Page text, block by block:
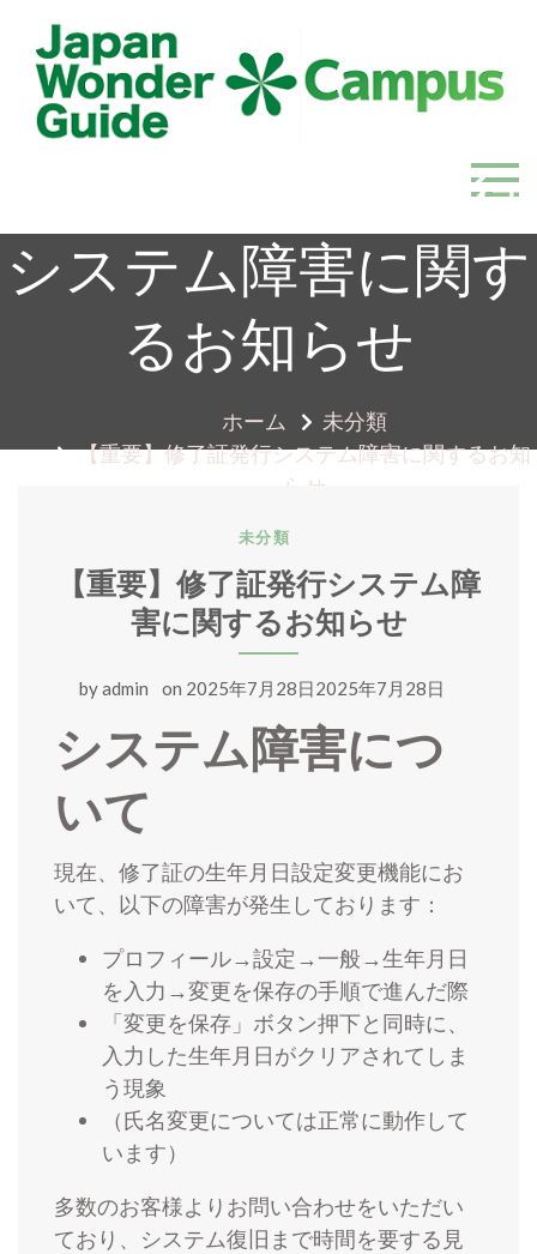
content
JapanWonderGuide Campus
「日本のガイドの質を世界一に」を目指すガイドコミ
【重要】修了証発行
システム障害に関す
るお知らせ
ホーム
未分類
【重要】修了証発行システム障害に関するお知
らせ
未分類
【重要】修了証発行システム障
害に関するお知らせ
byadmin on 2025年7月28日2025年7月28日
システム障害につ
いて
現在、修了証の生年月日設定変更機能にお
いて、以下の障害が発生しております：
プロフィール→設定→一般→生年月日
を入力→変更を保存の手順で進んだ際
「変更を保存」ボタン押下と同時に、
入力した生年月日がクリアされてしま
う現象
（氏名変更については正常に動作して
います）
多数のお客様よりお問い合わせをいただい
ており、システム復旧まで時間を要する見